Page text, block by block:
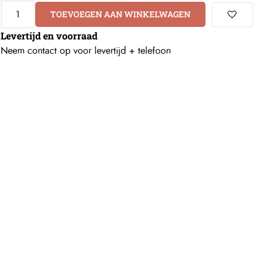
TOEVOEGEN AAN WINKELWAGEN
Levertijd en voorraad
Neem contact op voor levertijd + telefoon